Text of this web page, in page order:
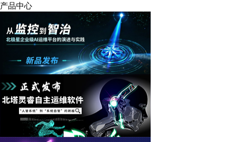
产品中心